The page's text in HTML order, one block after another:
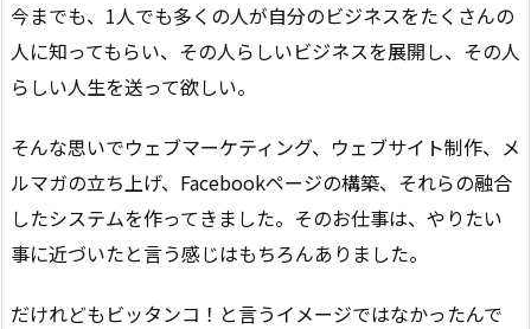
今までも、1人でも多くの人が自分のビジネスをたくさんの
人に知ってもらい、その人らしいビジネスを展開し、その人
らしい人生を送って欲しい。
そんな思いでウェブマーケティング、ウェブサイト制作、メ
ルマガの立ち上げ、Facebookページの構築、それらの融合
したシステムを作ってきました。そのお仕事は、やりたい
事に近づいたと言う感じはもちろんありました。
だけれどもビッタンコ！と言うイメージではなかったんで